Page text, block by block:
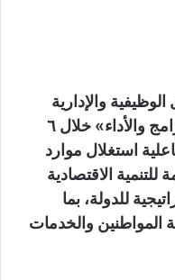
والإدارية
ونظم الرقابة لتطبيق موازنة «البرامج والأداء» خلال ٦
استغلال موارد
الاقتصادية
للدولة، بما
والخدمات